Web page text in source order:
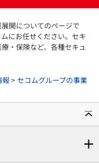
開についてのページで
にお任せください。セキ
・保険など、各種セキュ
報 >セコムグループの事業